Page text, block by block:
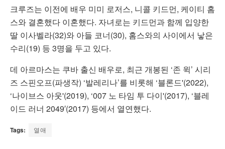
크루즈는 이전에 배우 미미 로저스, 니콜 키드먼, 케이티 홈
스와 결혼했다 이혼했다. 자녀로는 키드먼과 함께 입양한
딸 이사벨라(32)와 아들 코너(30), 홈스와의 사이에서 낳은
수리(19) 등 3명을 두고 있다.
데 아르마스는 쿠바 출신 배우로, 최근 개봉된 ‘존 윅’ 시리
즈 스핀오프(파생작) ‘발레리나’를 비롯해 ‘블론드'(2022),
‘나이브스 아웃'(2019), ‘007 노 타임 투 다이'(2017), ‘블레
이드 러너 2049′(2017) 등에서 열연했다.
Tags: 열애